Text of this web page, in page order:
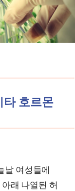
호르몬
날 여성들에
래 나열된 허